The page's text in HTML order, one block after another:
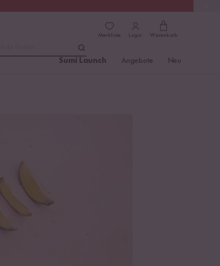
Merkliste Login Warenkorb
Sumi Launch Angebote Neu